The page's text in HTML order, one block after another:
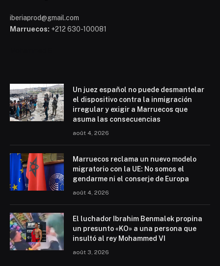
iberiaprod@gmail.com
Marruecos: +212 630-100081
Un juez español no puede desmantelar
el dispositivo contra la inmigración
irregular y exigir a Marruecos que
asuma las consecuencias
août 4, 2026
Marruecos reclama un nuevo modelo
migratorio con la UE: No somos el
gendarme ni el conserje de Europa
août 4, 2026
El luchador Ibrahim Benmalek propina
un presunto «KO» a una persona que
insultó al rey Mohammed VI
août 3, 2026